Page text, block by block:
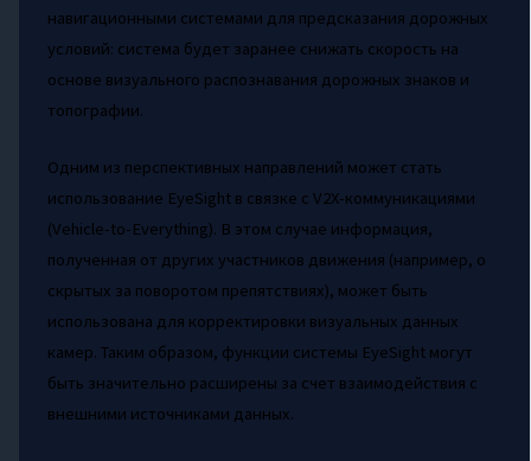
навигационными системами для предсказания дорожных
условий: система будет заранее снижать скорость на
основе визуального распознавания дорожных знаков и
топографии.
Одним из перспективных направлений может стать
использование EyeSight в связке с V2X-коммуникациями
(Vehicle-to-Everything). В этом случае информация,
полученная от других участников движения (например, о
скрытых за поворотом препятствиях), может быть
использована для корректировки визуальных данных
камер. Таким образом, функции системы EyeSight могут
быть значительно расширены за счет взаимодействия с
внешними источниками данных.